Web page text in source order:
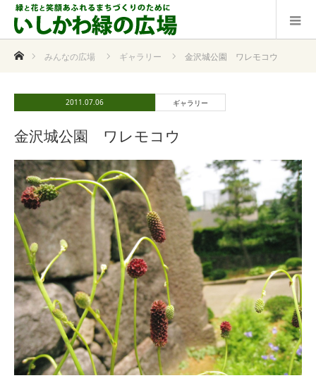
ホームみんなの広場 ギャラリー 金沢城公園 ワレモコウ
2011.07.06 ギャラリー
金沢城公園 ワレモコウ